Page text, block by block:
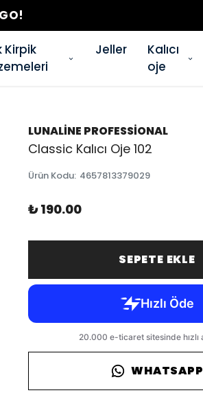
Kirpik
Jeller
Kalıcı
oje
LUNALİNE PROFESSİONAL
Classic Kalıcı Oje 102
Ürün Kodu: 4657813379029
₺ 190.00
SEPETE EKLE
WHATSAPP